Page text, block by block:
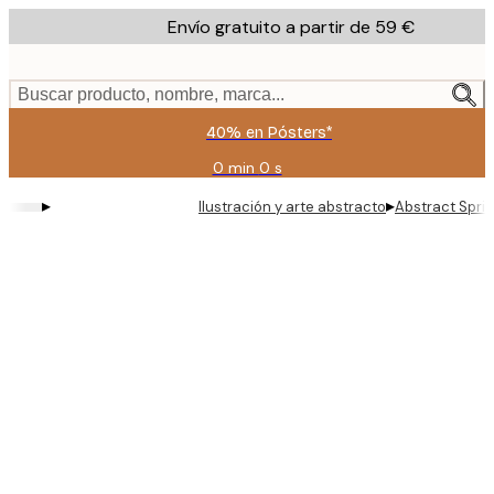
to
content.
Envío gratuito a partir de 59 €
Buscar producto, nombre, marca...
40% en Pósters*
0 min 0 s
Válido
hasta:
2026-
▸ Ilustración y arte abstracto▸Abstract